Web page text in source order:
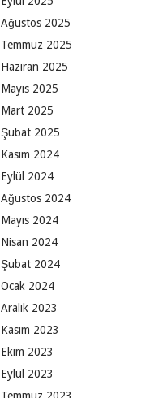
Ağustos 2025
Temmuz 2025
Haziran 2025
Mayıs 2025
Mart 2025
Şubat 2025
Kasım 2024
Eylül 2024
Ağustos 2024
Mayıs 2024
Nisan 2024
Şubat 2024
Ocak 2024
Aralık 2023
Kasım 2023
Ekim 2023
Eylül 2023
Temmuz 2023